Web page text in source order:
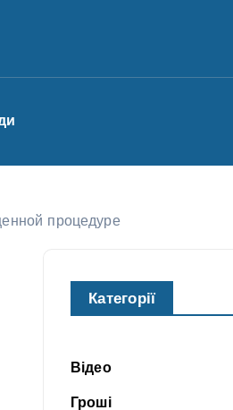
процедуре
Категорії
Відео
Гроші